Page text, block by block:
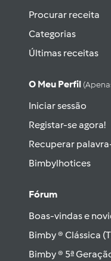
Procurar receita
Categorias
Últimas receitas
O Meu Perfil
Iniciar sessão
Registar-se agora!
Recuperar
Bimbylhotices
Fórum
Boas-vindas e
Bimby ® Clássica
Bimby ® 5ª